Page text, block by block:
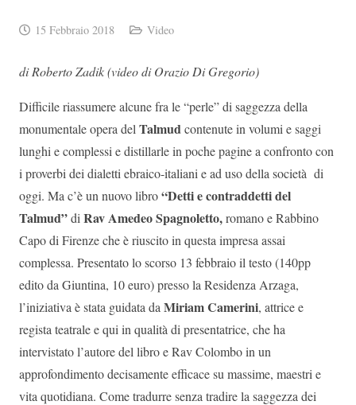
15 Febbraio 2018 Video
di Roberto Zadik (video di Orazio Di Gregorio)
Difficile riassumere alcune fra le “perle” di saggezza della
monumentale opera del Talmudcontenute in volumi e saggi
lunghi e complessi e distillarle in poche pagine a confronto con
i proverbi dei dialetti ebraico-italiani e ad uso della società di
oggi. Ma c’è un nuovo libro“Detti e contraddetti del
Talmud”di Rav Amedeo Spagnoletto,romano e Rabbino
Capo di Firenze che è riuscito in questa impresa assai
complessa. Presentato lo scorso 13 febbraio il testo (140pp
edito da Giuntina, 10 euro) presso la Residenza Arzaga,
l’iniziativa è stata guidata da Miriam Camerini, attrice e
regista teatrale e qui in qualità di presentatrice, che ha
intervistato l’autore del libro e Rav Colombo in un
approfondimento decisamente efficace su massime, maestri e
vita quotidiana. Come tradurre senza tradire la saggezza dei